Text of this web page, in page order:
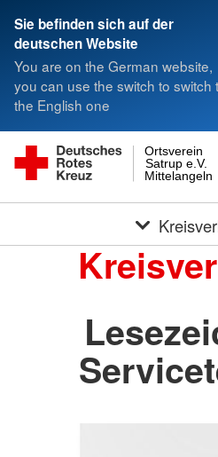
Sie befinden sich auf der
deutschen Website
You are on the German website,
you can use the switch to switch
the English one
Mittelangeln
Satrup e.V.
Ortsverein